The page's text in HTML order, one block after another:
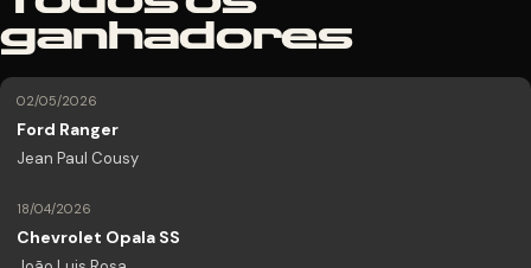
ganhadores
02/05/2026
Ford Ranger
Jean Paul Cousy
18/04/2026
Chevrolet Opala SS